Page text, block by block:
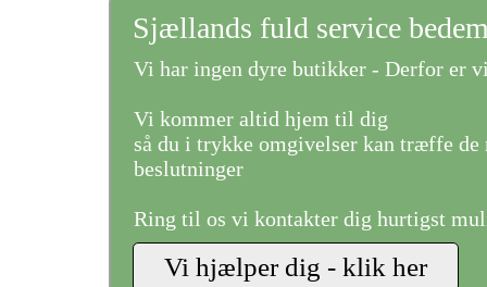
Sjællands fuld service
Vi har ingen dyre butikker - Derfor er
Vi kommer altid hjem til dig
så du i trykke omgivelser kan træffe de
beslutninger
Ring til os vi kontakter dig hurtigst